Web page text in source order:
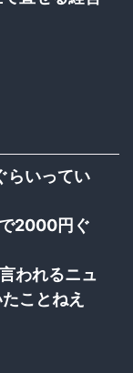
らいってい
2000円ぐ
われるニュ
ことねえ